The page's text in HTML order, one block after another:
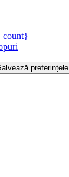
preferințele